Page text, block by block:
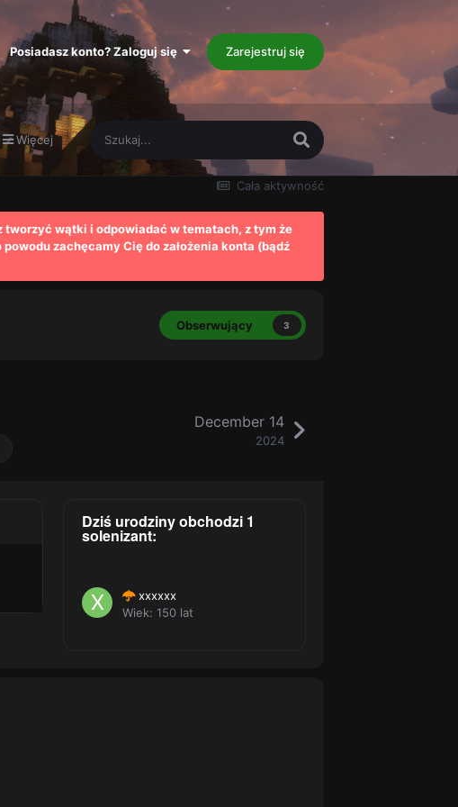
Posiadasz konto? Zaloguj się Zarejestruj się
Więcej
Cała aktywność
tworzyć wątki i odpowiadać w tematach, z tym że
zachęcamy Cię do założenia konta (bądź
Obserwujący 3
December 14
2024
Dziś urodziny obchodzi 1
solenizant:
xxxxxx
Wiek: 150 lat